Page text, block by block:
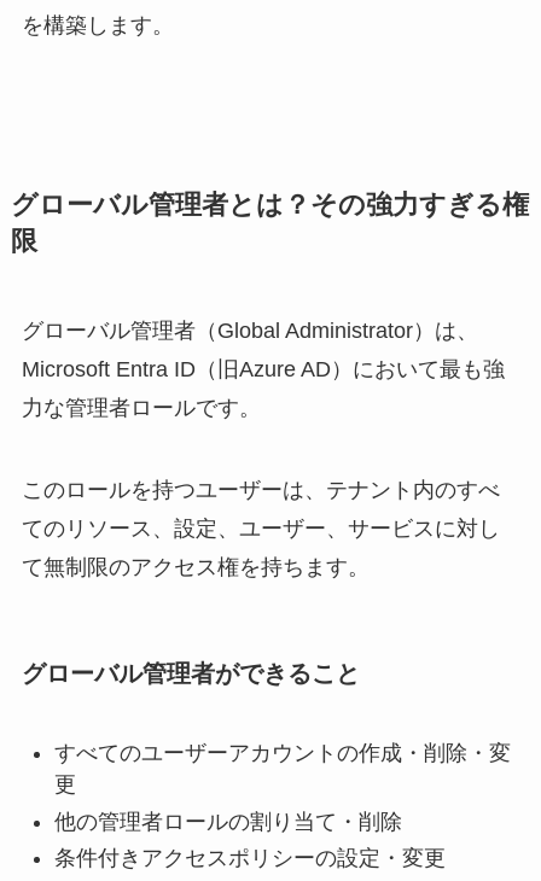
を構築します。
グローバル管理者とは？その強力すぎる権
限
グローバル管理者（Global Administrator）は、
Microsoft Entra ID（旧Azure AD）において最も強
力な管理者ロールです。
このロールを持つユーザーは、テナント内のすべ
てのリソース、設定、ユーザー、サービスに対し
て無制限のアクセス権を持ちます。
グローバル管理者ができること
すべてのユーザーアカウントの作成・削除・変
更
他の管理者ロールの割り当て・削除
条件付きアクセスポリシーの設定・変更